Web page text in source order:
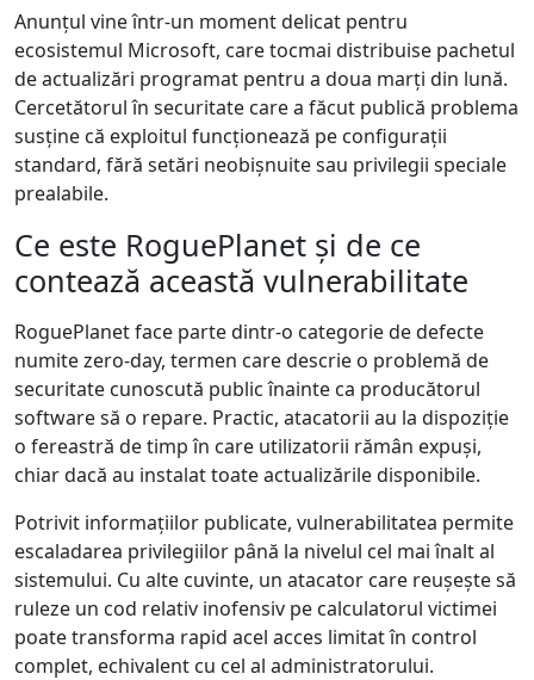
Anunțul vine într-un moment delicat pentru
ecosistemul Microsoft, care tocmai distribuise pachetul
de actualizări programat pentru a doua marți din lună.
Cercetătorul în securitate care a făcut publică problema
susține că exploitul funcționează pe configurații
standard, fără setări neobișnuite sau privilegii speciale
prealabile.
Ce este RoguePlanet și de ce
contează această vulnerabilitate
RoguePlanet face parte dintr-o categorie de defecte
numite zero-day, termen care descrie o problemă de
securitate cunoscută public înainte ca producătorul
software să o repare. Practic, atacatorii au la dispoziție
o fereastră de timp în care utilizatorii rămân expuși,
chiar dacă au instalat toate actualizările disponibile.
Potrivit informațiilor publicate, vulnerabilitatea permite
escaladarea privilegiilor până la nivelul cel mai înalt al
sistemului. Cu alte cuvinte, un atacator care reușește să
ruleze un cod relativ inofensiv pe calculatorul victimei
poate transforma rapid acel acces limitat în control
complet, echivalent cu cel al administratorului.